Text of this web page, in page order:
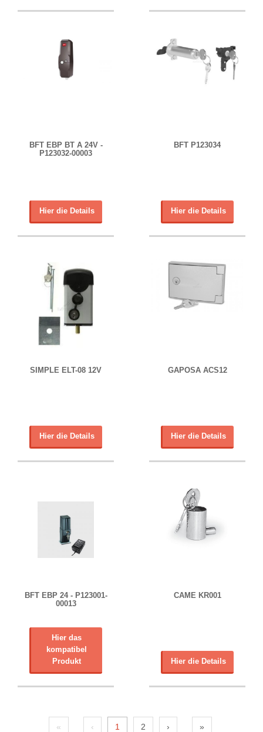
BFT EBP BT A 24V -
P123032-00003
Hier die Details
BFT P123034
Hier die Details
SIMPLE ELT-08 12V
Hier die Details
GAPOSA ACS12
Hier die Details
BFT EBP 24 - P123001-
00013
Hier das
kompatibel
Produkt
CAME KR001
Hier die Details
« ‹ 1 2 › »